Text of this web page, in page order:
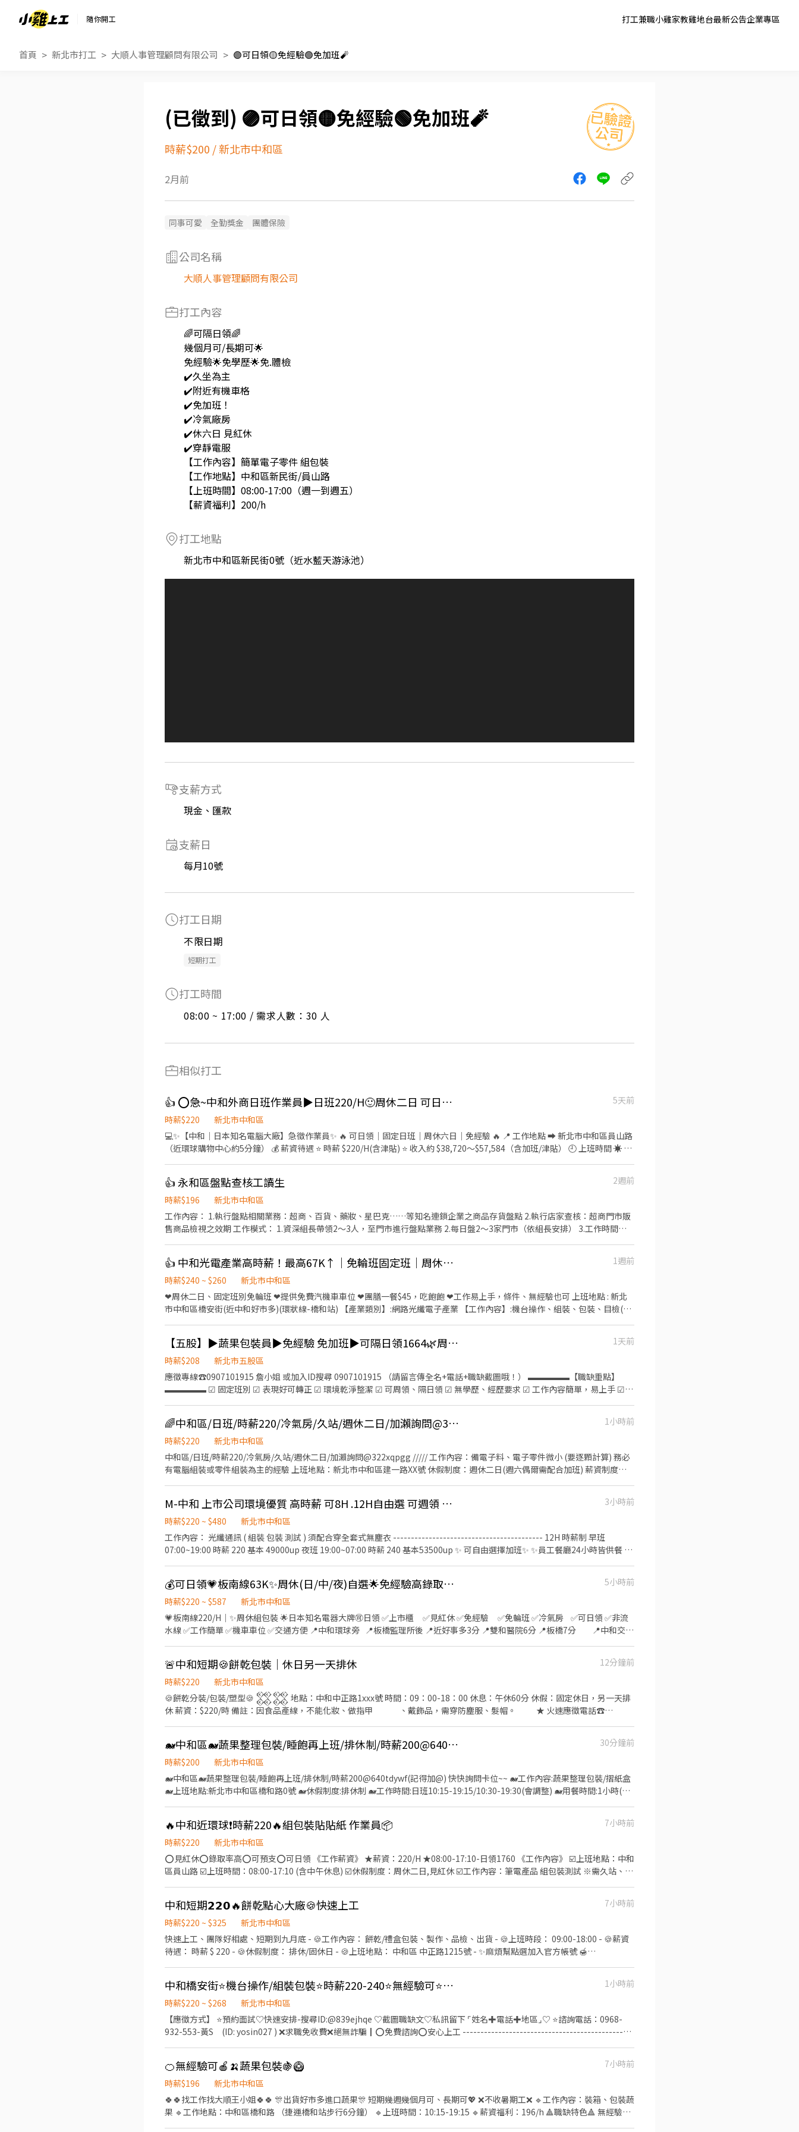
隨你開工 打工兼職小雞家教雞地台最新公告企業專區
首頁 新北市打工 大順人事管理顧問有限公司 🟣可日領🟡免經驗🟢免加班🧨
🟣可日領🟡免經驗🟢免加班🧨
時薪$200 /新北市中和區
2月前
同事可愛 全勤獎金 團體保險
公司名稱
大順人事管理顧問有限公司
打工內容
🌈可隔日領🌈
幾個月可/長期可🌟
免經驗🌟免學歷🌟免.體檢
✔️久坐為主
✔️附近有機車格
✔️免加班！
✔️冷氣廠房
✔️休六日 見紅休
✔️穿靜電服
【工作內容】簡單電子零件 組包裝
【工作地點】中和區新民街/員山路
【上班時間】08:00-17:00（週一到週五）
【薪資福利】200/h
打工地點
新北市中和區新民街0號（近水藍天游泳池）
支薪方式
現金、匯款
支薪日
每月10號
打工日期
不限日期
短期打工
打工時間
08:00 ~ 17:00 / 需求人數：30 人
相似打工
👍 ⭕急~中和外商日班作業員▶日班220/H🙂周休二日 可日領✅簡單筆記型電腦組包裝
5天前
時薪$220
新北市中和區
💻✨【中和｜日本知名電腦大廠】急徵作業員✨ 🔥 可日領｜固定日班｜周休六日｜免經驗 🔥 📍 工作地點 ➡️ 新北市中和區員山路
（近環球購物中心約5分鐘） 💰 薪資待遇 ⭐ 時薪 $220/H(含津貼) ⭐ 收入約 $38,720～$57,584（含加班/津貼） 🕘 上班時間 ☀️ 日
✔️ 訂單穩定、固定班別 ✔️ 享勞健保、勞退6% ✔️ 滿三個月享三節禮品 ✔️ 每月5號發薪 ➖➖『快速報名』➖➖ ✏️【L!NE好友】➜
@367zelag ✏️【L!NE連結】➜ https://lin.ee/16HRBbf ✏️【電洽】➜ 0965-031660 洪小姐
👍 永和區盤點查核工讀生
2週前
時薪$196
新北市中和區
工作內容： 1.執行盤點相關業務：超商、百貨、藥妝、星巴克……等知名連鎖企業之商品存貨盤點 2.執行店家查核：超商門市販
售商品檢視之效期 工作模式： 1.資深組長帶領2～3人，至門市進行盤點業務 2.每日盤2～3家門市（依組長安排） 3.工作時間約3
👍 中和光電產業高時薪！最高67K↑｜免輪班固定班｜周休二日｜高薪急徵 AA-34
1週前
時薪$240 ~ $260
新北市中和區
❤周休二日、固定班別免輪班 ❤提供免費汽機車車位 ❤團膳一餐$45，吃飽飽 ❤工作易上手，條件、無經驗也可 上班地點 : 新北
市中和區橋安街(近中和好市多)(環狀線-橋和站) 【產業類別】:網路光纖電子產業 【工作內容】:機台操作、組裝、包裝、目檢(顯
休/排休(兩者自選) 【薪資福利】：固定班免輪班 時薪制：早班 時薪200+40班別津貼(約53979~64129) 夜班 時薪
200+60班別津貼(約57499~67649) (加班費以200另計)(加班費依照勞基法計算) 【廠內相關事項】 廠內準備團膳(餐具
需自備)，用餐刷卡由薪資代扣 此專案聯繫人-陳小姐 (請主動加入我加速面試進度) 【主動詢問】請主動告知：姓名+手機+區域 1.
快速安排請我: https://lin.ee/Nfdix8m 2. 馬上安排請加 id : @418zmslz (記得一定要加小老鼠唷~有需要了解細節也可直接留言
唷~)
【五股】▶蔬果包裝員▶免經驗 免加班▶可隔日領1664🌿周周領7000🌿想賺錢看過來🌿
1天前
時薪$208
新北市五股區
應徵專線☎0907101915 詹小姐 或加入ID搜尋 0907101915 （請留言傳全名+電話+職缺截圖哦！） ▬▬▬▬▬【職缺重點】
▬▬▬▬▬ ☑ 固定班別 ☑ 表現好可轉正 ☑ 環境乾淨整潔 ☑ 可周領、隔日領 ☑ 無學歷、經歷要求 ☑ 工作內容簡單，易上手 ☑
08:00~17:00 (用餐60分鐘+彈性休息30分鐘) (旺季需依訂單量來配合加班) 【薪資待遇】： 日班：208 (加班費都是照勞基法計算)
【休假制度】： 月排休8~9天，其中3天可自選 【工作須知】： 低溫環境作業(10°C~15°C)、久站走動，須穿無塵衣，需配合體
檢
🌈中和區/日班/時薪220/冷氣房/久站/週休二日/加瀨詢問@322xqpgg
1小時前
時薪$220
新北市中和區
中和區/日班/時薪220/冷氣房/久站/週休二日/加瀨詢問@322xqpgg ///// 工作內容：備電子料、電子零件微小 (要逐顆計算) 務必
有電腦組裝或零件組裝為主的經驗 上班地點：新北市中和區建一路XX號 休假制度：週休二日(週六偶爾需配合加班) 薪資制度：
截圖詢問 @322xqpgg (記得加@) 找妮妮專員為您服務~
M-中和 上市公司環境優質 高時薪 可8H .12H自由選 可週領 無經驗可
3小時前
時薪$220 ~ $480
新北市中和區
工作內容： 光纖通訊 ( 組裝 包裝 測試 ) 須配合穿全套式無塵衣 ------------------------------------------ 12H 時薪制 早班
07:00~19:00 時薪 220 基本 49000up 夜班 19:00~07:00 時薪 240 基本53500up ✨ 可自由選擇加班✨ ✨員工餐廳24小時皆供餐 ✨
市橋安街 鄰近中和好事多 橋和捷運站 交通方便✨ 環境優✨ ------------------------------------------ 需久站可走動 工作不吃力✨
勞保 健保 團保 勞退6% ✨ 溫馨大家庭 歡迎您的加入✨ 快速處理 ✨ 🆔 93_chi501 電話：0983-332-312 小檸 可詢問 電話可直接
搜尋加好友 留下姓名電話 截圖詢問我唷✨
💰可日領💗板南線63K✨周休(日/中/夜)自選🌟免經驗高錄取✅立即上班✅線上書審
5小時前
時薪$220 ~ $587
新北市中和區
💗板南線220/H｜✨周休組包裝 🌟日本知名電器大牌🉑️日領 ✅上市櫃 ✅見紅休 ✅免經驗 ✅免輪班 ✅冷氣房 ✅可日領 ✅非流
水線 ✅工作簡單 ✅機車車位 ✅交通方便 📍中和環球旁 📍板橋監理所後 📍近好事多3分 📍雙和醫院6分 📍板橋7分 📍中和交流
度：周休二日(見紅休) 🔎用餐規定：員工餐廳,加班免費供餐點 🔎休息規定：午休50分鐘/間休10分鐘 🔎工作內容：筆電製成 - 組
裝、包裝、測試 🔎工作待遇：(含津貼) ►日班✨時薪$220/h ✨休假日加班$2792/天 8h周休二日➜$38,720起 平日配合加班可近
➜52K 假日配合加班可近➜63K ►中班 ➜38K起 加班另計 ►夜班 ➜42K起 加班另計 ————————————————————— 💗立
即應徵📩快速幫您預約安排⬇️ ▶️ID搜尋：@379ewlxy ▶️點我加好友：https://lin.ee/XldRAUu ✨歡迎電話/加好友詢問👌🏻 🔔免服
務費!無抽成!無手續費!
🚨中和短期🍪餅乾包裝｜休日另一天排休
12分鐘前
時薪$220
新北市中和區
🍪餅乾分裝/包裝/塑型🍪 𒐰𒐰 地點：中和中正路1xxx號 時間：09：00-18：00 休息：午休60分 休假：固定休日，另一天排
休 薪資：$220/時 備註：因食品產線，不能化妝、做指甲 、戴飾品，需穿防塵服、髮帽。 ★ 火速應徵電話☎
🐋中和區🐋蔬果整理包裝/睡飽再上班/排休制/時薪200@640tdywf(記得加
30分鐘前
時薪$200
新北市中和區
🐋中和區🐋蔬果整理包裝/睡飽再上班/排休制/時薪200@640tdywf(記得加@) 快快詢問卡位~~ 🐋工作內容:蔬果整理包裝/摺紙盒
🐋上班地點:新北市中和區橋和路0號 🐋休假制度:排休制 🐋工作時間:日班10:15-19:15/10:30-19:30(會調整) 🐋用餐時間:1小時(現
@) 快快詢問卡位~~
🔥中和近環球❗️時薪220🔥組包裝貼貼紙 作業員📦
7小時前
時薪$220
新北市中和區
⭕️見紅休⭕️錄取率高⭕️可預支⭕️可日領 《工作薪資》 ★薪資：220/H ★08:00-17:10-日領1760 《工作內容》 ☑️上班地點：中和
區員山路 ☑️上班時間：08:00-17:10 (含中午休息) ☑️休假制度：周休二日,見紅休 ☑️工作內容：筆電產品 組包裝測試 ※需久站、配
中和短期𝟮𝟮𝟬🔥餅乾點心大廠🍪快速上工
7小時前
時薪$220 ~ $325
新北市中和區
快速上工、團隊好相處、短期到九月底 - 🍪工作內容： 餅乾/禮盒包裝、製作、品檢、出貨 - 🍪上班時段： 09:00-18:00 - 🍪薪資
待遇： 時薪 $ 220 - 🍪休假制度： 排休/固休日 - 🍪上班地點： 中和區 中正路1215號 - ✨麻煩幫點選加入官方帳號 🍯
中和橋安街⭐機台操作/組裝包裝⭐時薪220-240⭐無經驗可⭐早夜班任選⭐聯CC
1小時前
時薪$220 ~ $268
新北市中和區
【應徵方式】 ⭐預約面試♡快速安排-搜尋ID:@839ejhqe ♡截圖職缺文♡私訊留下 ⌜姓名✚電話✚地區⌟♡ ⭐諮詢電話：0968-
932-553-黃S (ID: yosin027 ) ❌求職免收費❌絕無詐騙┃⭕️免費諮詢⭕️安心上工 ------------------------------------------------
產品外觀檢查 ▪ 產品測試 🌟【工作特色】 ✔ 班別固定，不用日夜輪班 ✔ 工作流程清楚、容易上手 ✔ 無相關經驗也能應徵 ✔ 現
場有專人教學 ※實際收入依出勤天數、加班時數及津貼計算。 ※加班費依《勞動基準法》規定另行計算。
🍊無經驗可🍎🍌蔬果包裝🍇🥝
7小時前
時薪$196
新北市中和區
🍀🍀找工作找大順王小姐🍀🍀 🎊出貨好市多進口蔬果🎊 短期幾週幾個月可、長期可💖 ❌不收暑期工❌ 🔹工作內容：裝箱、包裝蔬
果 🔹工作地點：中和區橋和路 （捷運橋和站步行6分鐘） 🔹上班時間：10:15-19:15 🔹薪資福利：196/h 🔺職缺特色🔺 無經驗可